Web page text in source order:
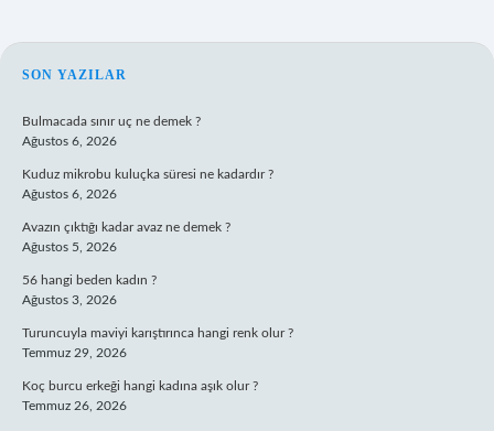
SIDEBAR
SON YAZILAR
Bulmacada sınır uç ne demek ?
Ağustos 6, 2026
Kuduz mikrobu kuluçka süresi ne kadardır ?
Ağustos 6, 2026
Avazın çıktığı kadar avaz ne demek ?
Ağustos 5, 2026
56 hangi beden kadın ?
Ağustos 3, 2026
Turuncuyla maviyi karıştırınca hangi renk olur ?
Temmuz 29, 2026
Koç burcu erkeği hangi kadına aşık olur ?
Temmuz 26, 2026